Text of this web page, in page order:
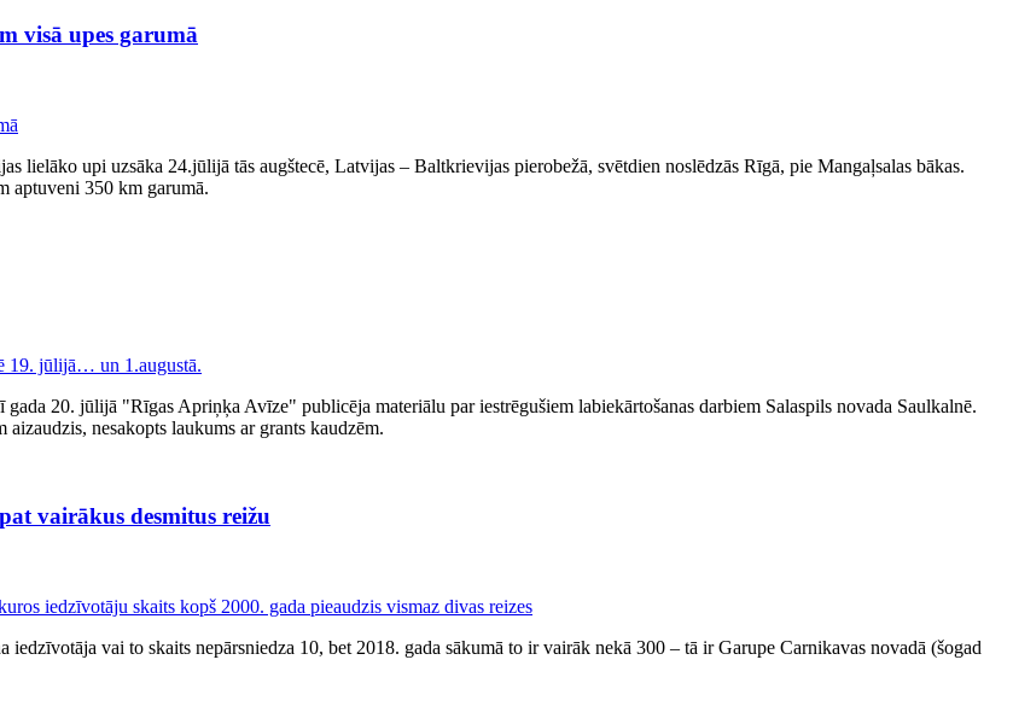
visā upes garumā
lielāko upi uzsāka 24.jūlijā tās augštecē, Latvijas – Baltkrievijas pierobežā, svētdien noslēdzās Rīgā, pie Mangaļsalas bākas.
aptuveni 350 km garumā.
20. jūlijā "Rīgas Apriņķa Avīze" publicēja materiālu par iestrēgušiem labiekārtošanas darbiem Salaspils novada Saulkalnē.
nesakopts laukums ar grants kaudzēm.
vairākus desmitus reižu
vai to skaits nepārsniedza 10, bet 2018. gada sākumā to ir vairāk nekā 300 – tā ir Garupe Carnikavas novadā (šogad